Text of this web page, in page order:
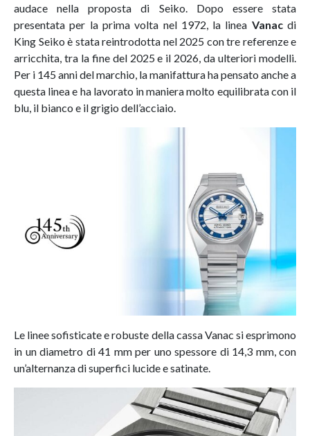
audace nella proposta di Seiko. Dopo essere stata
presentata per la prima volta nel 1972, la linea Vanacdi
King Seiko è stata reintrodotta nel 2025 con tre referenze e
arricchita, tra la fine del 2025 e il 2026, da ulteriori modelli.
Per i 145 anni del marchio, la manifattura ha pensato anche a
questa linea e ha lavorato in maniera molto equilibrata con il
blu, il bianco e il grigio dell’acciaio.
Le linee sofisticate e robuste della cassa Vanac si esprimono
in un diametro di 41 mm per uno spessore di 14,3 mm, con
un’alternanza di superfici lucide e satinate.